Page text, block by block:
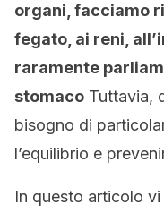
organi, facciamo
fegato, ai reni,
raramente
stomaco Tuttavia,
bisogno di
l’equilibrio e
In questo articolo